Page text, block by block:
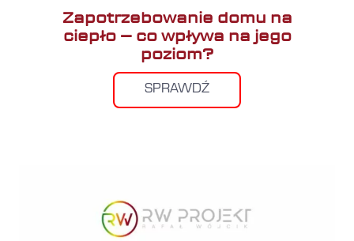
Zapotrzebowanie domu na
ciepło – co wpływa na jego
poziom?
SPRAWDŹ